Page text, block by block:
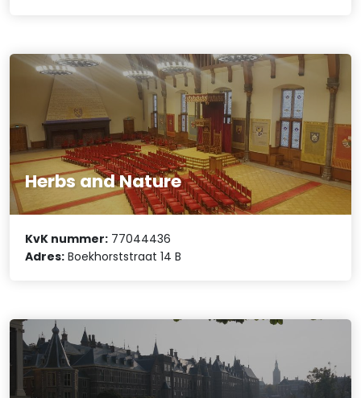
Herbs and Nature
KvK nummer: 77044436
Adres: Boekhorststraat 14 B